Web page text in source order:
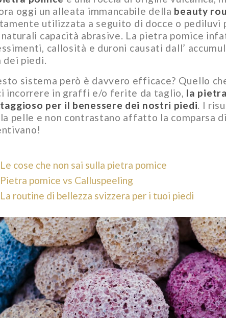
secca
la
viso,
Mavex. Creme
e protezione...
Pelle del viso che
tira: la skincare per
una pelle morbida e
è una dei disagi più comuni e frequenti
della stagione invernale. Molte...
Leggi di più
oggi un alleata immancabile della beauty
utilizzata a seguito di docce o pediluvi
naturali capacità abrasive. La pietra pomice
callosità e duroni causati dall’
dei piedi.
sistema però è davvero efficace? Quello
incorrere in graffi e/o ferite da taglio, la
per il benessere dei nostri piedi. I
pelle e non contrastano affatto la comparsa
Le cose che non sai sulla pietra pomice
Pietra pomice vs Calluspeeling
La routine di bellezza svizzera per i tuoi piedi